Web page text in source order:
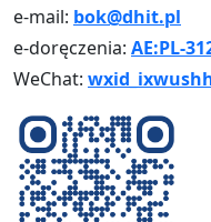
e-mail: bok@dhit.pl
e-doręczenia: AE:PL-
WeChat: